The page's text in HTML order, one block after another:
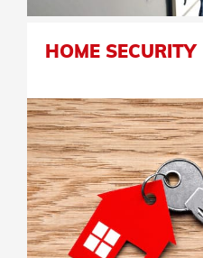
HOME SECURITY